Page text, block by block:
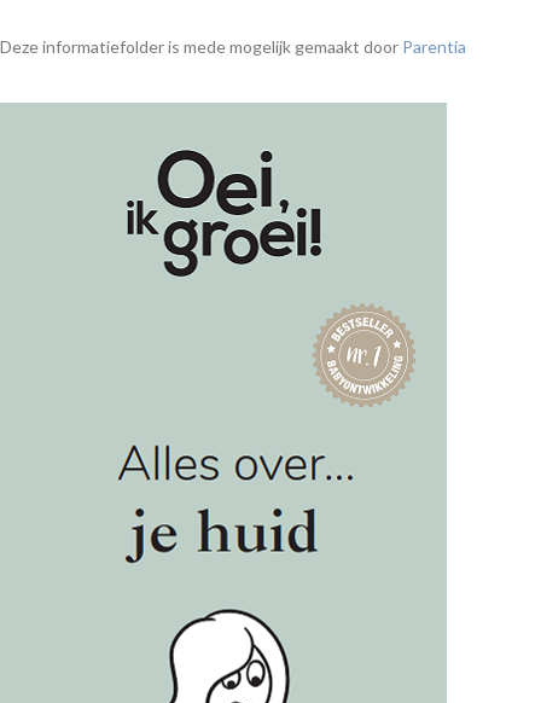
Deze informatiefolder is mede mogelijk gemaakt door Parentia